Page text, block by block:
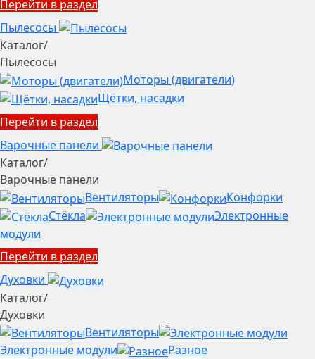
Перейти в раздел
Пылесосы
Каталог/
Пылесосы
Моторы (двигатели)
Щётки, насадки
Перейти в раздел
Варочные панели
Каталог/
Варочные панели
Вентиляторы
Конфорки
Стёкла
Электронные
модули
Перейти в раздел
Духовки
Каталог/
Духовки
Вентиляторы
Электронные модули
Разное